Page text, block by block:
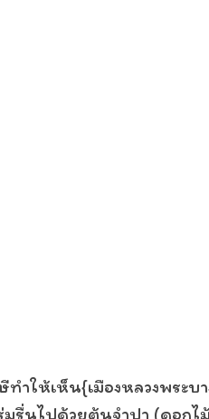
ำให้เห็น{เมืองหลวงพระบ
รื่นไปด้วยต้นจำปา (ดอกไ